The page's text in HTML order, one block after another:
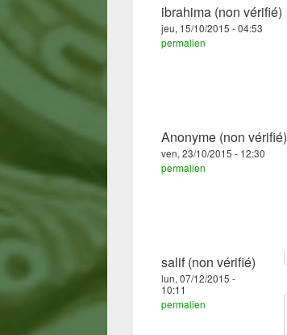
ibrahima (non vérifié)
jeu, 15/10/2015 - 04:53
permalien
Anonyme (non vérifié)
ven, 23/10/2015 - 12:30
permalien
salif (non vérifié)
lun, 07/12/2015 -
10:11
permalien